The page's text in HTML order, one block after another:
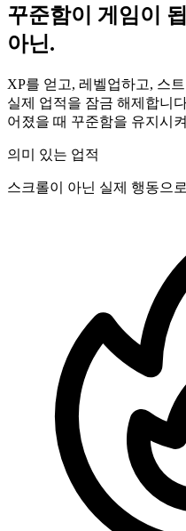
꾸준함이 게임이
아닌.
XP를 얻고, 레벨업하고, 스
실제 업적을 잠금 해제합니
어졌을 때 꾸준함을 유지시
의미 있는 업적
스크롤이 아닌 실제 행동으